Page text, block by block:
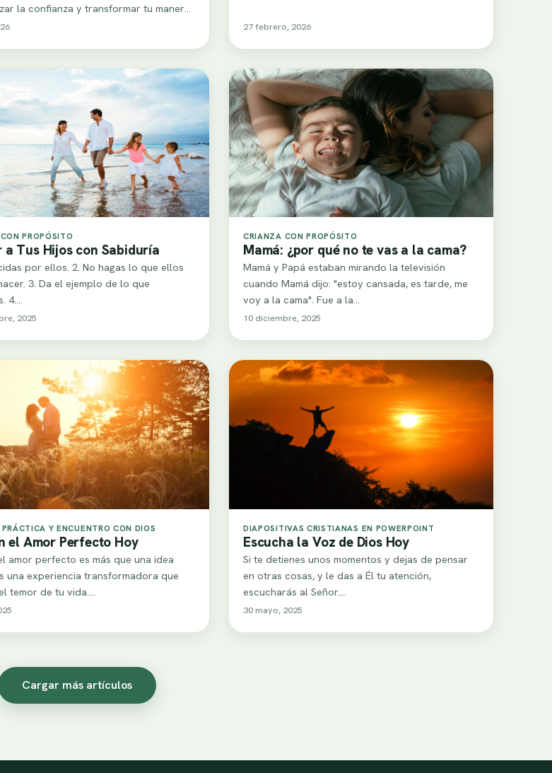
la confianza y transformar tu manera
27 febrero, 2026
PROPÓSITO
a Tus Hijos con Sabiduría
por ellos. 2. No hagas lo que ellos
3. Da el ejemplo de lo que
4.…
2025
CRIANZA CON PROPÓSITO
Mamá: ¿por qué no te vas a la cama?
Mamá y Papá estaban mirando la televisión
cuando Mamá dijo: "estoy cansada, es tarde, me
voy a la cama". Fue a la…
10 diciembre, 2025
Y ENCUENTRO CON DIOS
el Amor Perfecto Hoy
amor perfecto es más que una idea
una experiencia transformadora que
temor de tu vida.…
DIAPOSITIVAS CRISTIANAS EN POWERPOINT
Escucha la Voz de Dios Hoy
Si te detienes unos momentos y dejas de pensar
en otras cosas, y le das a Él tu atención,
escucharás al Señor.…
30 mayo, 2025
Cargar más artículos